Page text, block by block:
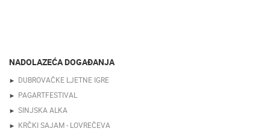
NADOLAZEĆA DOGAĐANJA
DUBROVAČKE LJETNE IGRE
PAGARTFESTIVAL
SINJSKA ALKA
KRČKI SAJAM - LOVREČEVA